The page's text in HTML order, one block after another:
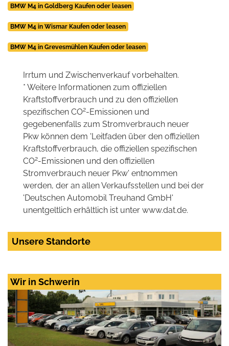
BMW M4 in Goldberg Kaufen oder leasen
BMW M4 in Wismar Kaufen oder leasen
BMW M4 in Grevesmühlen Kaufen oder leasen
Irrtum und Zwischenverkauf vorbehalten.
* Weitere Informationen zum offiziellen
Kraftstoffverbrauch und zu den offiziellen
spezifischen CO2-Emissionen und
gegebenenfalls zum Stromverbrauch neuer
Pkw können dem 'Leitfaden über den offiziellen
Kraftstoffverbrauch, die offiziellen spezifischen
CO2-Emissionen und den offiziellen
Stromverbrauch neuer Pkw' entnommen
werden, der an allen Verkaufsstellen und bei der
'Deutschen Automobil Treuhand GmbH'
unentgeltlich erhältlich ist unter www.dat.de.
Unsere Standorte
Wir in Schwerin